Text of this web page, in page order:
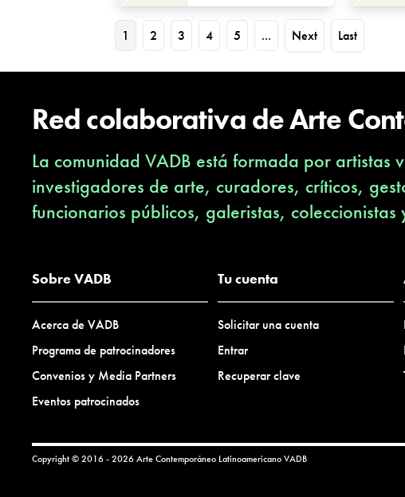
1 2 3 4 5 ... Next Last
Red colaborativa de Arte
La comunidad VADB está formada por artistas
investigadores de arte, curadores, críticos,
funcionarios públicos, galeristas, coleccionistas
Sobre VADB
Acerca de VADB
Programa de patrocinadores
Convenios y Media Partners
Eventos patrocinados
Tu cuenta
Solicitar una cuenta
Entrar
Recuperar clave
Copyright © 2016 - 2026 Arte Contemporáneo LatinoamericanoVADB